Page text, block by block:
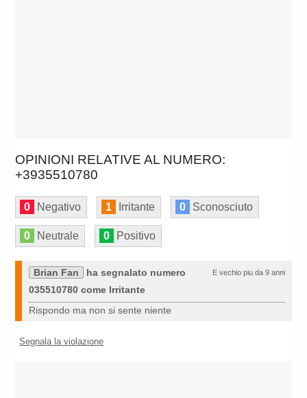
OPINIONI RELATIVE AL NUMERO:
+3935510780
0 Negativo 1 Irritante 0 Sconosciuto
0 Neutrale 0 Positivo
E vechio piu da 9 anni
Brian Fan
ha segnalato numero
035510780 come Irritante
Rispondo ma non si sente niente
Segnala la violazione